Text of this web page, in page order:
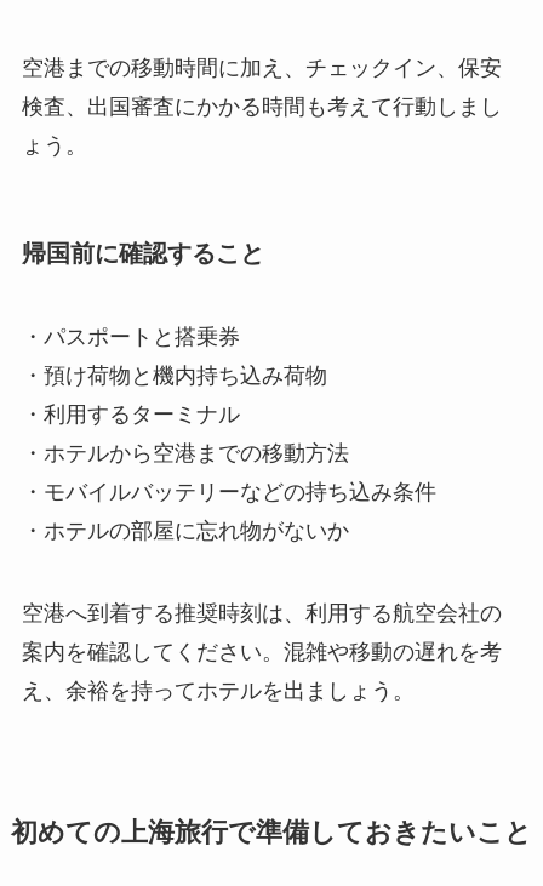
空港までの移動時間に加え、チェックイン、保安
検査、出国審査にかかる時間も考えて行動しまし
ょう。
帰国前に確認すること
・パスポートと搭乗券
・預け荷物と機内持ち込み荷物
・利用するターミナル
・ホテルから空港までの移動方法
・モバイルバッテリーなどの持ち込み条件
・ホテルの部屋に忘れ物がないか
空港へ到着する推奨時刻は、利用する航空会社の
案内を確認してください。混雑や移動の遅れを考
え、余裕を持ってホテルを出ましょう。
初めての上海旅行で準備しておきたいこと